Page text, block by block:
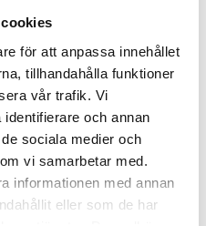
för att anpassa innehållet
tillhandahålla funktioner
vår trafik. Vi
och annan
sociala medier och
vi samarbetar med.
informationen med annan
eller som de har
hiukset.
Oryza Sativa (Rice)
Aqua, Panthenol, Silica,
Phenoxyethanol, Citric